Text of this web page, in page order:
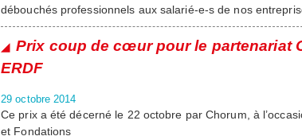
débouchés professionnels aux salarié-e-s de nos
Prix coup de cœur pour le partenariat
ERDF
29 octobre 2014
Ce prix a été décerné le 22 octobre par Chorum, à
et Fondations